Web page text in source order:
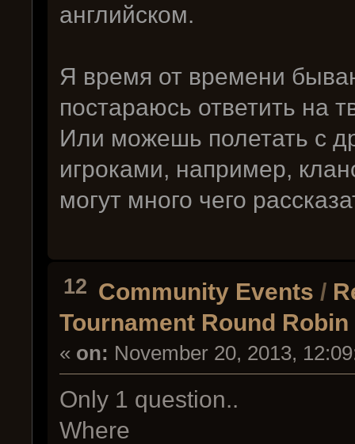
английском.
Я время от времени
постараюсь ответить на
Или можешь полетать с
игроками, например,
могут много чего
12 Community Events /
Tournament Round
« on: November 20, 2013,
Only 1 question..
Where